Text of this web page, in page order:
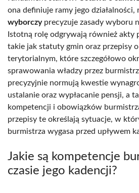
ona definiuje ramy jego działalności,
wyborczyprecyzuje zasady wyboru
Istotną rolę odgrywają również akty
takie jak statuty gmin oraz przepisy
terytorialnym, które szczegółowo
sprawowania władzy przez
precyzyjnie normują kwestie
ustalanie oraz wypłacanie pensji, a
kompetencji i obowiązków
przepisy te określają sytuacje, w
burmistrza wygasa przed upływem
Jakie są kompetencje
czasie jego kadencji?